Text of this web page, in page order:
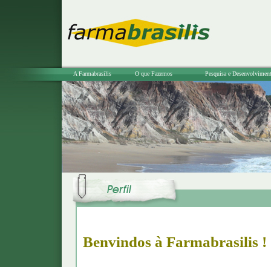
A Farmabrasilis O que Fazemos Pesquisa e
Benvindos à Farmabrasilis !